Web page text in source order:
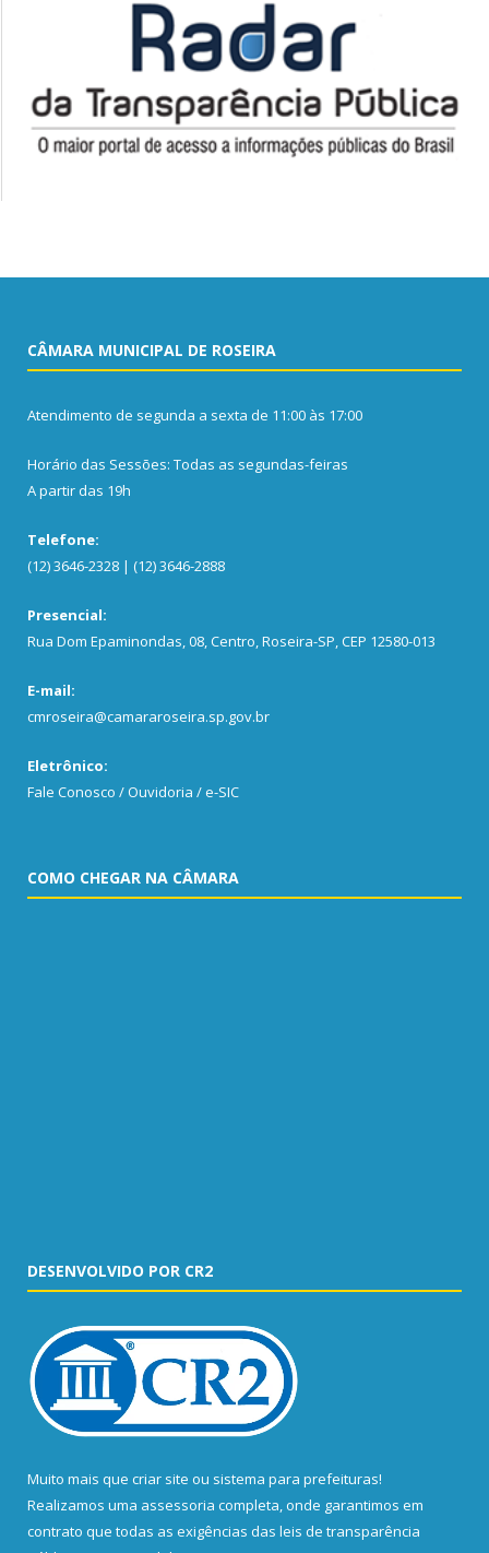
CÂMARA MUNICIPAL DE ROSEIRA
Atendimento de segunda a sexta de 11:00 às 17:00
Horário das Sessões: Todas as segundas-feiras
A partir das 19h
Telefone:
(12) 3646-2328 | (12) 3646-2888
Presencial:
Rua Dom Epaminondas, 08, Centro, Roseira-SP, CEP 12580-013
E-mail:
cmroseira@camararoseira.sp.gov.br
Eletrônico:
Fale Conosco / Ouvidoria / e-SIC
COMO CHEGAR NA CÂMARA
DESENVOLVIDO POR CR2
Muito mais que criar site ou sistema para prefeituras!
Realizamos uma assessoria completa, onde garantimos em
contrato que todas as exigências das leis de transparência